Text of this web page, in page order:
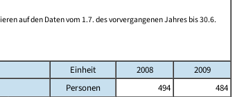
auf den Daten vom 1.7. des vorvergangenen Jahres bis 30.6.
Einheit 2008
2009
Personen 494
484